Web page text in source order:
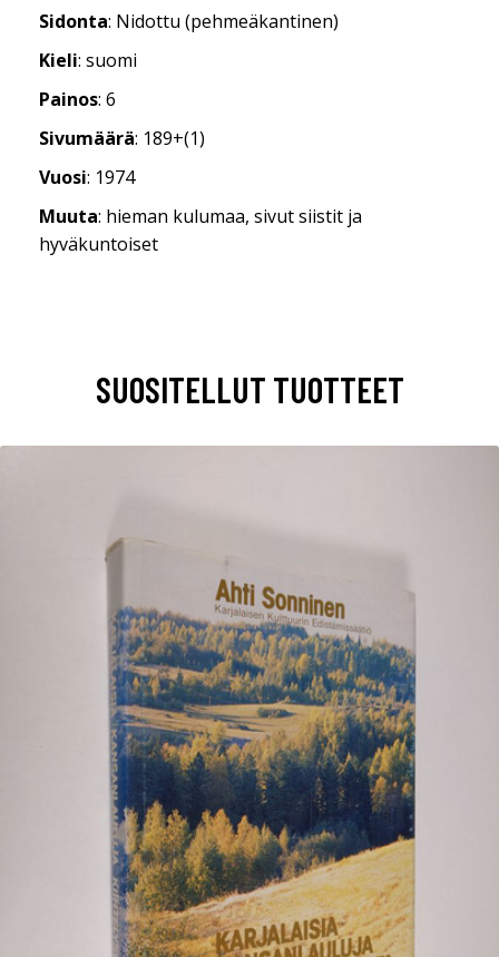
Sidonta: Nidottu (pehmeäkantinen)
Kieli: suomi
Painos: 6
Sivumäärä: 189+(1)
Vuosi: 1974
Muuta: hieman kulumaa, sivut siistit ja
hyväkuntoiset
SUOSITELLUT TUOTTEET